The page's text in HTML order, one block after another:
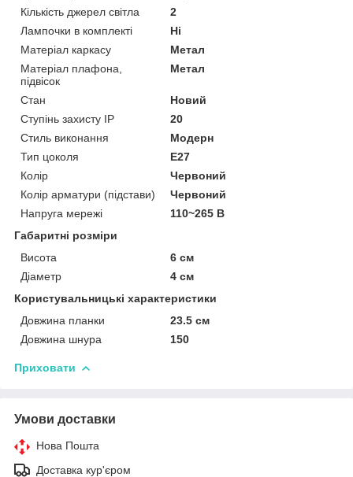
Кількість джерел світла
2
Лампочки в комплекті
Ні
Матеріал каркасу
Метал
Матеріал плафона,
підвісок
Метал
Стан
Новий
Ступінь захисту IP
20
Стиль виконання
Модерн
Тип цоколя
E27
Колір
Червоний
Колір арматури (підстави)
Червоний
Напруга мережі
110~265 В
Габаритні розміри
Висота
6 см
Діаметр
4 см
Користувальницькі характеристики
Довжина планки
23.5 см
Довжина шнура
150
Приховати
Умови доставки
Нова Пошта
Доставка кур'єром